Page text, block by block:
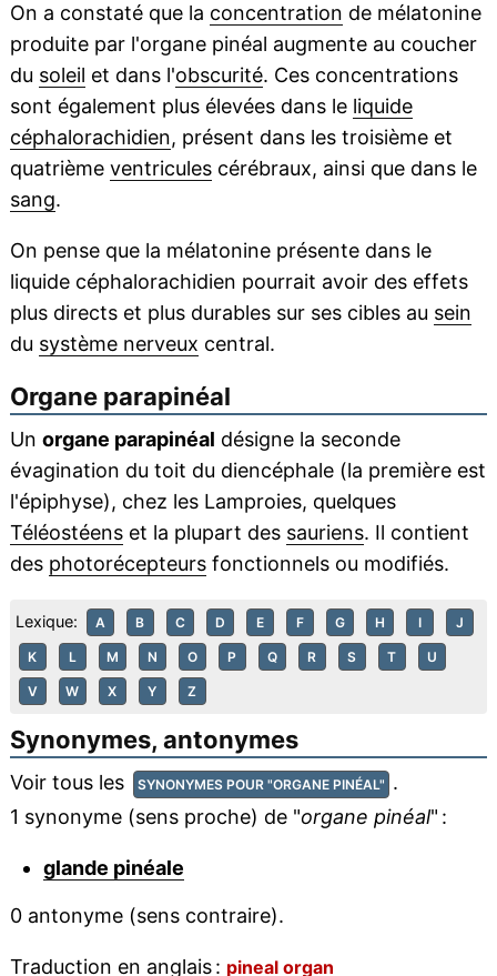
On a constaté que la concentration de mélatonine
produite par l'organe pinéal augmente au coucher
du soleil et dans l'obscurité. Ces concentrations
sont également plus élevées dans le liquide
céphalorachidien, présent dans les troisième et
quatrième ventriculescérébraux, ainsi que dans le
sang.
On pense que la mélatonine présente dans le
liquide céphalorachidien pourrait avoir des effets
plus directs et plus durables sur ses cibles au sein
du système nerveux central.
Organe parapinéal
Un organe parapinéal désigne la seconde
évagination du toit du diencéphale (la première est
l'épiphyse), chez les Lamproies, quelques
Téléostéenset la plupart des sauriens. Il contient
des photorécepteursfonctionnels ou modifiés.
Lexique: A B C D E F G H I J
K L M N O P Q R S T U
V W X Y Z
Synonymes, antonymes
Voir tous les SYNONYMES POUR "ORGANE PINÉAL" .
1 synonyme (sens proche) de "organe pinéal" :
glande pinéale
0 antonyme (sens contraire).
Traduction en anglais : pineal organ